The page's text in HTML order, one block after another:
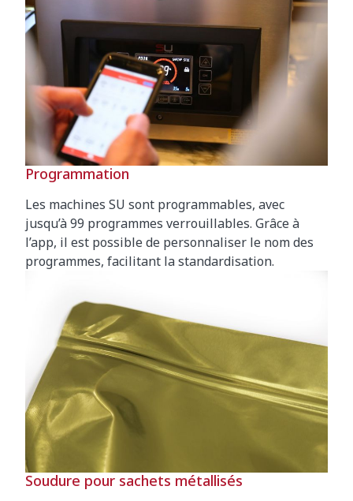
Programmation
Les machines SU sont programmables, avec
jusqu’à 99 programmes verrouillables. Grâce à
l’app, il est possible de personnaliser le nom des
programmes, facilitant la standardisation.
Soudure pour sachets métallisés